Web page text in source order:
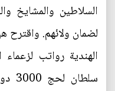
السلاطين والمشايخ
لضمان ولائهم. واقترح
الهندية رواتب لزعماء